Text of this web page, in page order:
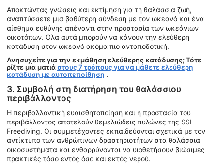
Αποκτώντας γνώσεις και εκτίμηση για τη θαλάσσια ζωή,
αναπτύσσετε μια βαθύτερη σύνδεση με τον ωκεανό και ένα
αίσθημα ευθύνης απέναντι στην προστασία των ωκεάνιων
οικοτόπων. Όλα αυτά μπορούν να κάνουν την ελεύθερη
κατάδυση στον ωκεανό ακόμα πιο ανταποδοτική.
Ανησυχείτε για την εκμάθηση ελεύθερης κατάδυσης; Τότε
ρίξτε μια ματιάστους 7 τρόπους για να μάθετε ελεύθερη
κατάδυση με αυτοπεποίθηση .
3. Συμβολή στη διατήρηση του θαλάσσιου
περιβάλλοντος
Η περιβαλλοντική ευαισθητοποίηση και η προστασία του
περιβάλλοντος αποτελούν θεμελιώδεις πυλώνες της SSI
Freediving. Οι συμμετέχοντες εκπαιδεύονται σχετικά με τον
αντίκτυπο των ανθρώπινων δραστηριοτήτων στα θαλάσσια
οικοσυστήματα και ενθαρρύνονται να υιοθετήσουν βιώσιμες
πρακτικές τόσο εντός όσο και εκτός νερού.